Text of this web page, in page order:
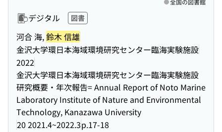
デジタル 図書
河合 海,鈴木 信雄
金沢大学環日本海域環境研究センター臨海実験施設
2022
金沢大学環日本海域環境研究センター臨海実験施設
研究概要・年次報告= Annual Report of Noto Marine
Laboratory Institute of Nature and Environmental
Technology, Kanazawa University
20 2021.4~2022.3p.17-18
全国の図書館